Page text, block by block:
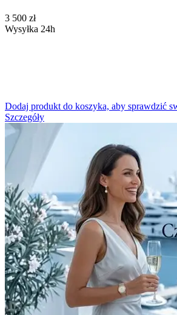
‍3 500‍ zł
Wysyłka 24h
Dodaj produkt do koszyka, aby sprawdzić
Szczegóły